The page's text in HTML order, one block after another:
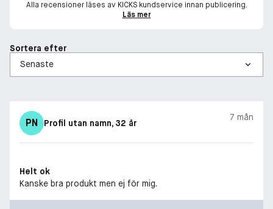
Alla recensioner läses av KICKS kundservice innan publicering.
Läs mer
Sortera efter
PN Profil utan namn, 32 år
7 mån
Helt ok
Kanske bra produkt men ej för mig.